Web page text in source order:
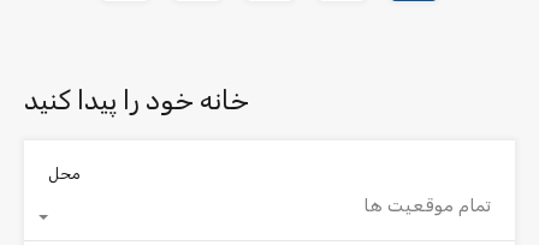
خانه خود را پیدا کنید
محل
تمام موقعیت ها